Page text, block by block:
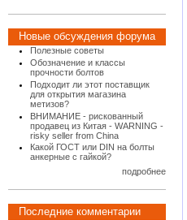
Новые обсуждения форума
Полезные советы
Обозначение и классы
прочности болтов
Подходит ли этот поставщик
для открытия магазина
метизов?
ВНИМАНИЕ - рискованный
продавец из Китая - WARNING -
risky seller from China
Какой ГОСТ или DIN на болты
анкерные с гайкой?
подробнее
Последние комментарии